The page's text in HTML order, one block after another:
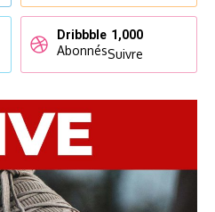
Dribbble 1,000
AbonnésSuivre